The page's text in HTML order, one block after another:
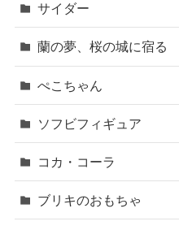
サイダー
蘭の夢、桜の城に宿る
ぺこちゃん
ソフビフィギュア
コカ・コーラ
ブリキのおもちゃ